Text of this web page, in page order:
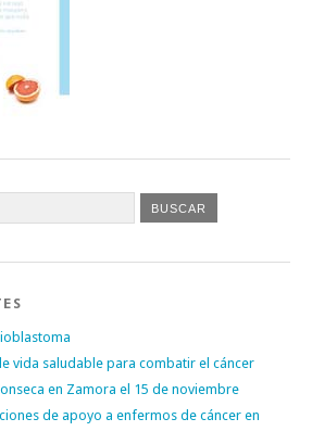
vida saludable para combatir el cáncer
en Zamora el 15 de noviembre
de apoyo a enfermos de cáncer en